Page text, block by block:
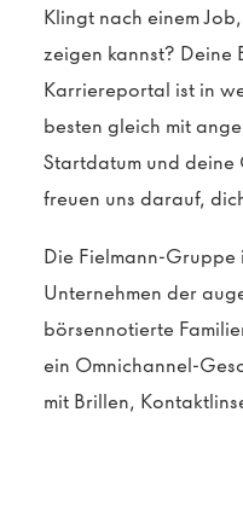
Klingt nach einem
zeigen kannst? Deine
Karriereportal ist in
besten gleich mit
Startdatum und
freuen uns darauf,
Die Fielmann-
Unternehmen der
börsennotierte
ein Omnichannel-
mit Brillen,